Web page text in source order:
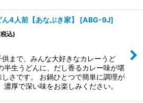
4人前【あなぶき家】 [ABG-9J]
込)
供まで、みんな大好きなカレーうど
半生うどんに、だし香るカレー味が堪
しさです。 お鍋ひとつで簡単に調理が
濃厚で深い味をお楽しみください。